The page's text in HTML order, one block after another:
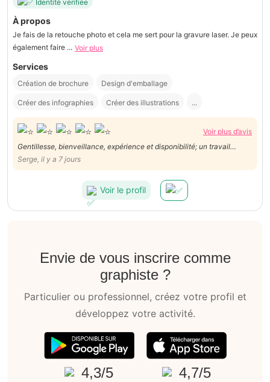
Identité vérifiée
À propos
Je fais de la retouche photo et cela me sert pour la gravure laser. Je peux
également faire ... Voir plus
Services
Création de brochure Design d'emballage
Créer des infographies Créer des illustrations ...
Voir plus d’avis
Gentillesse, bienveillance, expérience et disponibilité; un travail
impeccable de Danny ! Je le recommande vivement !
Serge, il y a 7 jours
Voir le profil
Envie de vous inscrire comme
graphiste ?
Particulier ou professionnel, créez votre profil et
développez votre activité.
4,3/5 4,7/5